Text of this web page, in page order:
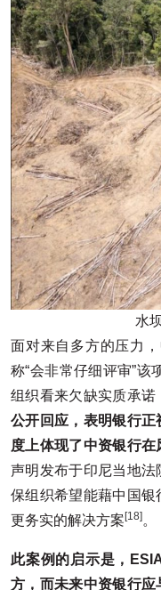
水
面对来自多方的压力
称“会非常仔细评审”该
组织看来欠缺实质承诺
公开回应，表明银行
度上体现了中资银行在
声明发布于印尼当地
保组织希望能藉中国
更务实的解决方案 [18] 。
此案例的启示是，
方 ，而未来中资银行